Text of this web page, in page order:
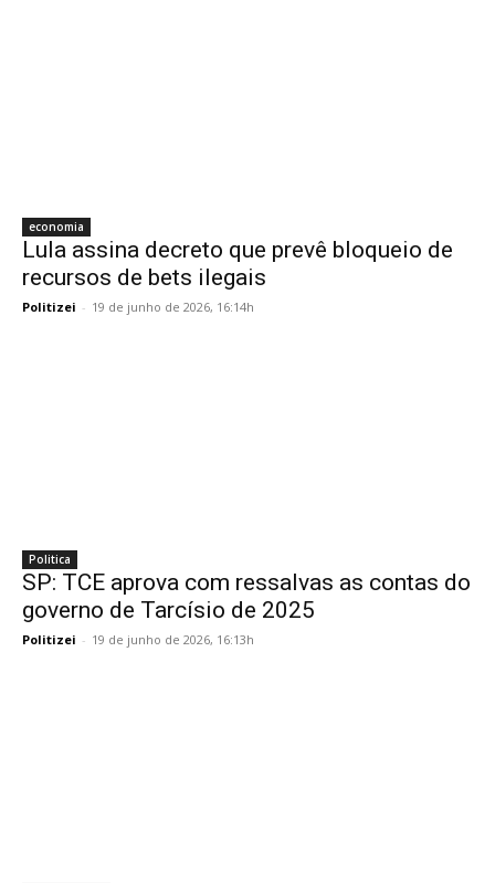
economia
Lula assina decreto que prevê bloqueio de
recursos de bets ilegais
Politizei - 19 de junho de 2026, 16:14h
Politica
SP: TCE aprova com ressalvas as contas do
governo de Tarcísio de 2025
Politizei - 19 de junho de 2026, 16:13h